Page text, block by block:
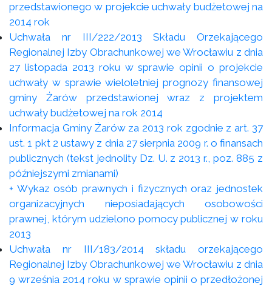
przedstawionego w projekcie uchwały budżetowej na
2014 rok
Uchwała nr III/222/2013 Składu Orzekającego
Regionalnej Izby Obrachunkowej we Wrocławiu z dnia
27 listopada 2013 roku w sprawie opinii o projekcie
uchwały w sprawie wieloletniej prognozy finansowej
gminy Żarów przedstawionej wraz z projektem
uchwały budżetowej na rok 2014
Informacja Gminy Żarów za 2013 rok zgodnie z art. 37
ust. 1 pkt 2 ustawy z dnia 27 sierpnia 2009 r. o finansach
publicznych (tekst jednolity Dz. U. z 2013 r., poz. 885 z
późniejszymi zmianami)
+ Wykaz osób prawnych i fizycznych oraz jednostek
organizacyjnych nieposiadających osobowości
prawnej, którym udzielono pomocy publicznej w roku
2013
Uchwała nr III/183/2014 składu orzekającego
Regionalnej Izby Obrachunkowej we Wrocławiu z dnia
9 września 2014 roku w sprawie opinii o przedłożonej